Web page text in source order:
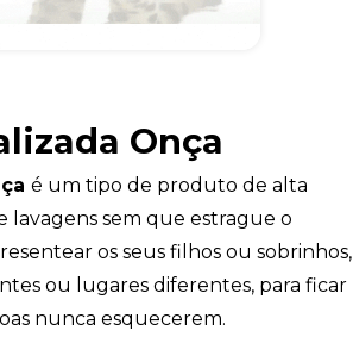
Onça
é um tipo de produto de alta
sem que estrague o
os seus filhos ou sobrinhos,
ou lugares diferentes, para ficar
nunca esquecerem.